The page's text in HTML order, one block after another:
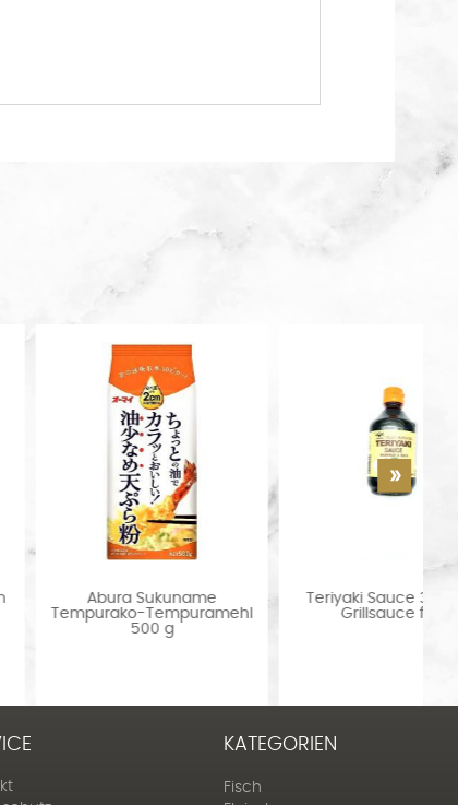
Abura Sukuname
Tempurako-Tempuramehl
500 g
Teriyaki Sauce 300 ml -
Grillsauce für...
KATEGORIEN
Fisch